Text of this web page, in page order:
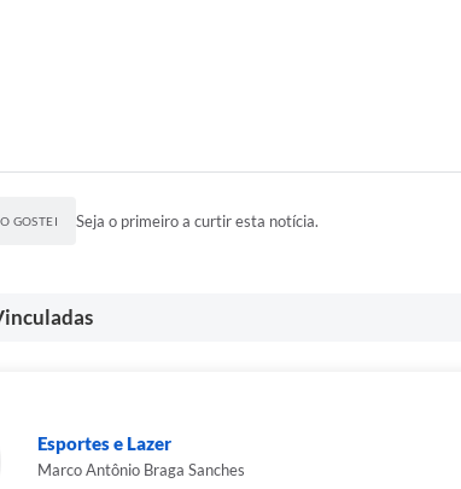
GOSTEI Seja o primeiro a curtir esta notícia.
Esportes e Lazer
Marco Antônio Braga Sanches